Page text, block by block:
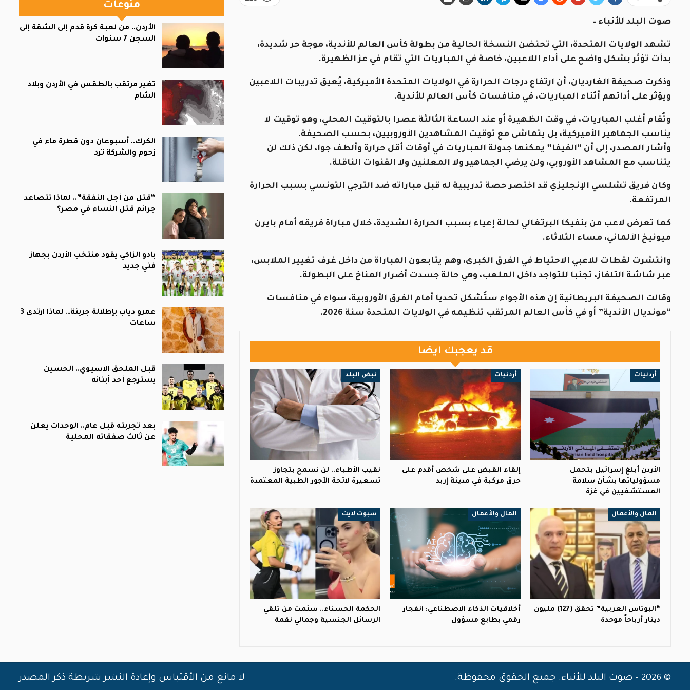
صوت البلد للأنباء –
تشهد الولايات المتحدة، التي تحتضن النسخة الحالية من بطولة كأس العالم للأندية، موجة حر شديدة،
بدأت تؤثر بشكل واضح على أداء اللاعبين، خاصة في المباريات التي تقام في عز الظهيرة.
وذكرت صحيفة الغارديان، أن ارتفاع درجات الحرارة في الولايات المتحدة الأميركية، يُعيق تدريبات اللاعبين
ويؤثر على أدائهم أثناء المباريات، في منافسات كأس العالم للأندية.
وتُقام أغلب المباريات، في وقت الظهيرة أو عند الساعة الثالثة عصرا بالتوقيت المحلي، وهو توقيت لا
يناسب الجماهير الأميركية، بل يتماشى مع توقيت المشاهدين الأوروبيين، بحسب الصحيفة.
وأشار المصدر، إلى أن “الفيفا” يمكنها جدولة المباريات في أوقات أقل حرارة وألطف جوا، لكن ذلك لن
يتناسب مع المشاهد الأوروبي، ولن يرضي الجماهير ولا المعلنين ولا القنوات الناقلة.
وكان فريق تشلسي الإنجليزي قد اختصر حصة تدريبية له قبل مباراته ضد الترجي التونسي بسبب الحرارة
المرتفعة.
كما تعرض لاعب من بنفيكا البرتغالي لحالة إعياء بسبب الحرارة الشديدة، خلال مباراة فريقه أمام بايرن
ميونيخ الألماني، مساء الثلاثاء.
وانتشرت لقطات للاعبي الاحتياط في الفرق الكبرى، وهم يتابعون المباراة من داخل غرف تغيير الملابس،
عبر شاشة التلفاز، تجنبا للتواجد داخل الملعب، وهي حالة جسدت أضرار المناخ على البطولة.
وقالت الصحيفة البريطانية إن هذه الأجواء ستُشكل تحديا أمام الفرق الأوروبية، سواء في منافسات
“مونديال الأندية” أو في كأس العالم المرتقب تنظيمه في الولايات المتحدة سنة 2026.
قد يعجبك ايضا
أردنيات
الأردن أبلغ إسرائيل بتحمل
مسؤولياتها بشأن سلامة
المستشفيين في غزة
أردنيات
إلقاء القبض على شخص أقدم على
حرق مركبة في مدينة إربد
نبض البلد
نقيب الأطباء.. لن نسمح بتجاوز
تسعيرة لائحة الأجور الطبية المعتمدة
المال والأعمال
“البوتاس العربية” تحقق (127) مليون
دينار أرباحاً موحدة
المال والأعمال
أخلاقيات الذكاء الاصطناعي: انفجار
رقمي بطابع مسؤول
سبوت لايت
الحكمة الحسناء.. سئمت من تلقي
الرسائل الجنسية وجمالي نقمة
منوعات
الأردن.. من لعبة كرة قدم إلى الشقة إلى
السجن 7 سنوات
تغير مرتقب بالطقس في الأردن وبلاد
الشام
الكرك.. أسبوعان دون قطرة ماء في
زحوم والشركة ترد
“قتل من أجل النفقة”.. لماذا تتصاعد
جرائم قتل النساء في مصر؟
بادو الزاكي يقود منتخب الأردن بجهاز
فني جديد
عمرو دياب بإطلالة جريئة… لماذا ارتدى 3
ساعات
قبل الملحق الآسيوي.. الحسين
يسترجع أحد أبنائه
بعد تجربته قبل عام.. الوحدات يعلن
عن ثالث صفقاته المحلية
© 2026 - صوت البلد للأنباء. جميع الحقوق محفوظة. لا مانع من الأقتباس وإعادة النشر شريطة ذكر المصدر